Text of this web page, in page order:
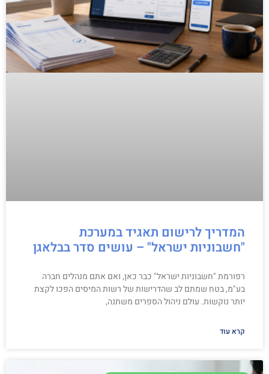
המדריך לרישום תאגיד במערכת
"חשבוניות ישראל" – עושים סדר בבלאגן
רפורמת "חשבוניות ישראל" כבר כאן, ואם אתם מנהלים חברה
בע"מ, בטח שמתם לב שהדרישות של רשות המיסים הפכו לקצת
יותר נוקשות. עולם ניהול הספרים משתנה,
קרא עוד